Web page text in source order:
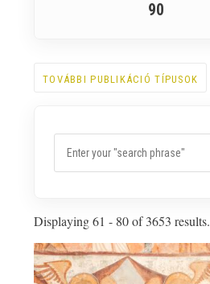
90
TOVÁBBI PUBLIKÁCIÓ TÍPUSOK
Displaying 61 - 80 of 3653 results.